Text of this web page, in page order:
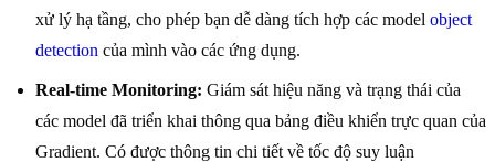
xử lý hạ tầng, cho phép bạn dễ dàng tích hợp các model object
detection của mình vào các ứng dụng.
Real-time Monitoring: Giám sát hiệu năng và trạng thái của
các model đã triển khai thông qua bảng điều khiển trực quan của
Gradient. Có được thông tin chi tiết về tốc độ suy luận